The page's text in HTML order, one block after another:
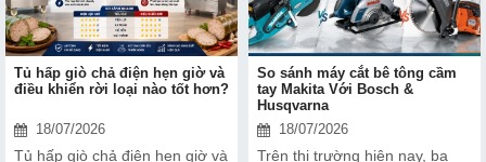
​​​​​​​Tủ hấp giò chả điện hẹn giờ và
điều khiển rời loại nào tốt hơn?
18/07/2026
Tủ hấp giò chả điện hẹn giờ và
So sánh máy cắt bê tông cầm
tay Makita Với Bosch &
Husqvarna
18/07/2026
Trên thị trường hiện nay, ba